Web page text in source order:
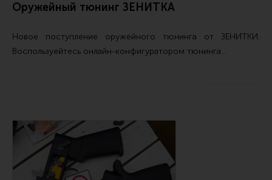
Оружейный тюнинг ЗЕНИТКА
Новое поступление оружейного тюнинга от ЗЕНИТКИ.
Воспользуейтесь онлайн-конфигуратором тюнинга…